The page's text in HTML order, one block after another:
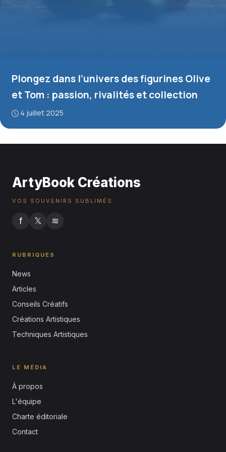
Plongez dans l’univers des figurines Olive
et Tom : passion, rivalités et collection
4 juillet 2025
ArtyBook Créations
VOS SOUVENIRS SUBLIMÉS
f 𝕏 ≋
RUBRIQUES
News
Articles
Conseils Créatifs
Créations Artistiques
Techniques Artistiques
LE MÉDIA
À propos
L'équipe
Charte éditoriale
Contact